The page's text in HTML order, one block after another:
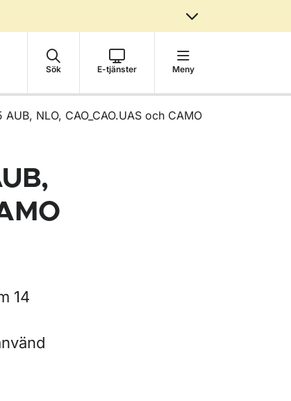
Sök E-tjänster Meny
NLO, CAO_CAO.UAS och CAMO
14